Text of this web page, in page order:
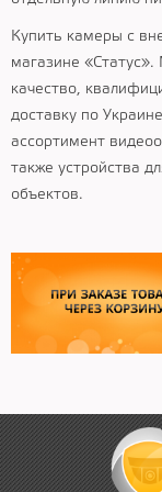
Купить камеры с
магазине
качество,
доставку по
ассортимент
также устройства
объектов.